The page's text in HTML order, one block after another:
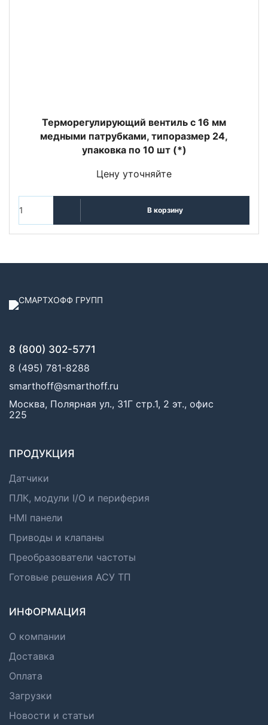
Терморегулирующий вентиль c 16 мм
медными патрубками, типоразмер 24,
упаковка по 10 шт (*)
Цену уточняйте
В корзину
8 (800) 302-5771
8 (495) 781-8288
smarthoff@smarthoff.ru
Москва, Полярная ул., 31Г стр.1, 2 эт., офис
225
ПРОДУКЦИЯ
Датчики
ПЛК, модули I/O и периферия
HMI панели
Приводы и клапаны
Преобразователи частоты
Готовые решения АСУ ТП
ИНФОРМАЦИЯ
О компании
Доставка
Оплата
Загрузки
Новости и статьи